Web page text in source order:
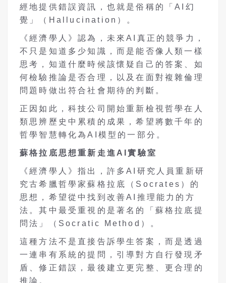
經地提供錯誤資訊，也就是俗稱的「AI幻
覺」（Hallucination）。
《經濟學人》認為，未來AI真正的競爭力，
不只是知道多少知識，而是能否像人類一樣
思考，知道什麼時候該懷疑自己的答案、如
何檢驗推論是否合理，以及在面對複雜倫理
問題時做出符合社會期待的判斷。
正因如此，科技公司開始重新檢視哲學在人
類思辨歷史中累積的成果，希望將數千年的
哲學智慧轉化為AI模型的一部分。
蘇格拉底思想重新走進AI實驗室
《經濟學人》指出，許多AI研究人員重新研
究古希臘哲學家蘇格拉底（Socrates）的
思想，希望從中找到改善AI推理能力的方
法。其中最受重視的是著名的「蘇格拉底提
問法」（Socratic Method）。
這種方法不是直接告訴學生答案，而是透過
一連串有系統的提問，引導對方自行發現矛
盾、修正錯誤，最後建立更完整、更合理的
推論。